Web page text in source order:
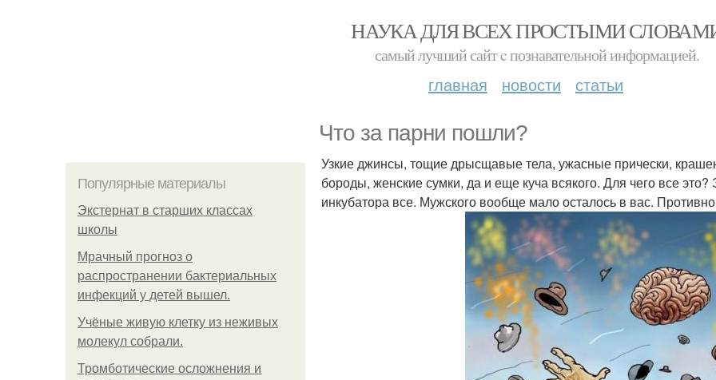
НАУКА ДЛЯ ВСЕХ ПРОСТЫМИ
самый лучший сайт c познавательной информацией.
главная новости статьи
Что за пaрни пошли?
Популярные материалы
Экстернат в старших классах
школы
Мрачный прогноз о
распространении бактериальных
инфекций у детей вышел.
Учёные живую клетку из неживых
молекул собрали.
Тромботические осложнения и
Узкие джинсы, тощие дрысщавые тела, ужасные прически,
бороды, женские сумки, да и еще куча всякого. Для чего все
инкубатора все. Мужского вообще мало осталось в вас.